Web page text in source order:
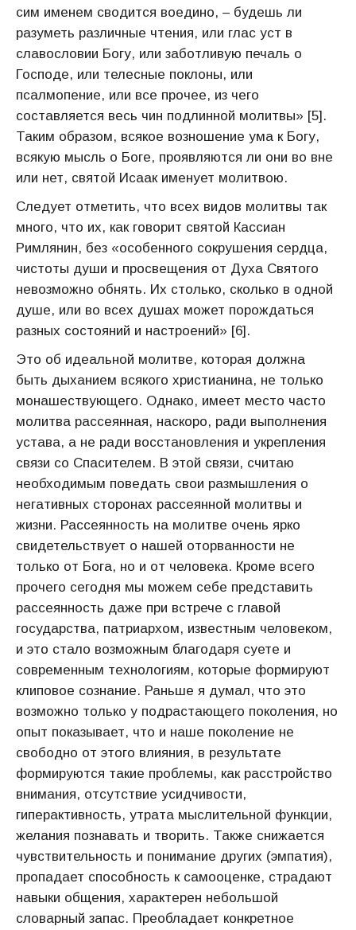
сим именем сводится воедино, – будешь ли
разуметь различные чтения, или глас уст в
славословии Богу, или заботливую печаль о
Господе, или телесные поклоны, или
псалмопение, или все прочее, из чего
составляется весь чин подлинной молитвы» [5].
Таким образом, всякое возношение ума к Богу,
всякую мысль о Боге, проявляются ли они во вне
или нет, святой Исаак именует молитвою.
Следует отметить, что всех видов молитвы так
много, что их, как говорит святой Кассиан
Римлянин, без «особенного сокрушения сердца,
чистоты души и просвещения от Духа Святого
невозможно обнять. Их столько, сколько в одной
душе, или во всех душах может порождаться
разных состояний и настроений» [6].
Это об идеальной молитве, которая должна
быть дыханием всякого христианина, не только
монашествующего. Однако, имеет место часто
молитва рассеянная, наскоро, ради выполнения
устава, а не ради восстановления и укрепления
связи со Спасителем. В этой связи, считаю
необходимым поведать свои размышления о
негативных сторонах рассеянной молитвы и
жизни. Рассеянность на молитве очень ярко
свидетельствует о нашей оторванности не
только от Бога, но и от человека. Кроме всего
прочего сегодня мы можем себе представить
рассеянность даже при встрече с главой
государства, патриархом, известным человеком,
и это стало возможным благодаря суете и
современным технологиям, которые формируют
клиповое сознание. Раньше я думал, что это
возможно только у подрастающего поколения, но
опыт показывает, что и наше поколение не
свободно от этого влияния, в результате
формируются такие проблемы, как расстройство
внимания, отсутствие усидчивости,
гиперактивность, утрата мыслительной функции,
желания познавать и творить. Также снижается
чувствительность и понимание других (эмпатия),
пропадает способность к самооценке, страдают
навыки общения, характерен небольшой
словарный запас. Преобладает конкретное